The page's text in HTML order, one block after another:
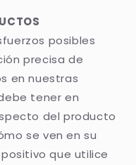
posibles
precisa de
en nuestras
tener en
del producto
se ven en su
que utilice